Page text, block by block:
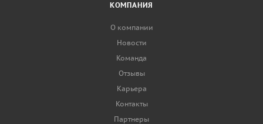
КОМПАНИЯ
О компании
Новости
Команда
Отзывы
Карьера
Контакты
Партнеры